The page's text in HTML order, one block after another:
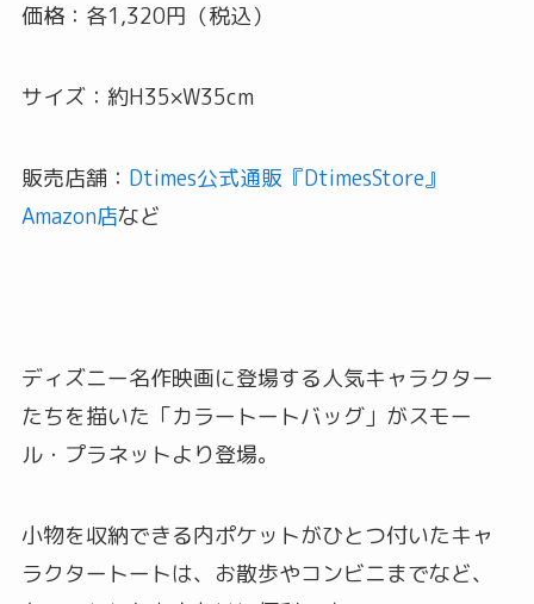
価格：各1,320円（税込）
サイズ：約H35×W35cm
販売店舗： Dtimes公式通販『DtimesStore』
Amazon店など
ディズニー名作映画に登場する人気キャラクター
たちを描いた「カラートートバッグ」がスモー
ル・プラネットより登場。
小物を収納できる内ポケットがひとつ付いたキャ
ラクタートートは、お散歩やコンビニまでなど、